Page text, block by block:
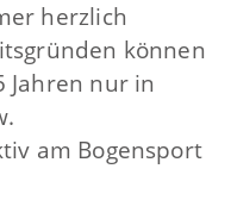
herzlich
können
Jahren nur in
am Bogensport